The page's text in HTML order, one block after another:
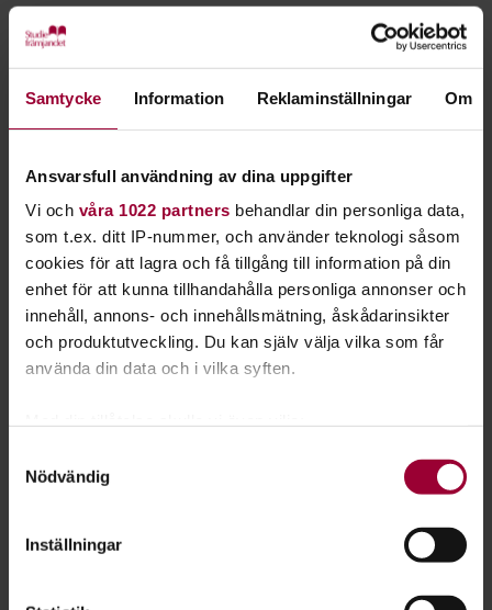
Samtycke Information Reklaminställningar Om
Ansvarsfull användning av dina uppgifter
Vi och våra 1022 partners behandlar din personliga data,
som t.ex. ditt IP-nummer, och använder teknologi såsom
cookies för att lagra och få tillgång till information på din
enhet för att kunna tillhandahålla personliga annonser och
innehåll, annons- och innehållsmätning, åskådarinsikter
och produktutveckling. Du kan själv välja vilka som får
använda din data och i vilka syften.
som kan ha en noggrannhet på upp till flera meter
Ta reda på mer om hur dina personliga uppgifter
Nödvändig
Inställningar
Via feedback, nätverkande och möten med andra
dansare samlar du på dig massor av bra
erfarenheter.
Danskarusellen arrangeras av Studiefrämjandet i
samarbete med fritidsgårdar, föreningar och lokala
Den stora resan med Danskarusellen
Stämningen, nervositeten, glädjen, utvecklingen,
sammanhållningen, nätverkandet, uppladdningen,
uppträdandet, firandet, feedbackandet, lärandet. Snacka om
folkbildning!
Norrköping 2019.